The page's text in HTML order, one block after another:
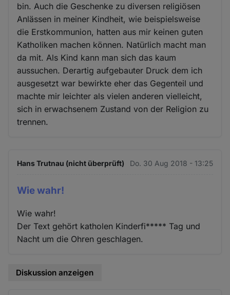
bin. Auch die Geschenke zu diversen religiösen
Anlässen in meiner Kindheit, wie beispielsweise
die Erstkommunion, hatten aus mir keinen guten
Katholiken machen können. Natürlich macht man
da mit. Als Kind kann man sich das kaum
aussuchen. Derartig aufgebauter Druck dem ich
ausgesetzt war bewirkte eher das Gegenteil und
machte mir leichter als vielen anderen vielleicht,
sich in erwachsenem Zustand von der Religion zu
trennen.
Hans Trutnau (nicht überprüft) Do. 30 Aug 2018 - 13:25
Wie wahr!
Wie wahr!
Der Text gehört katholen Kinderfi***** Tag und
Nacht um die Ohren geschlagen.
Diskussion anzeigen